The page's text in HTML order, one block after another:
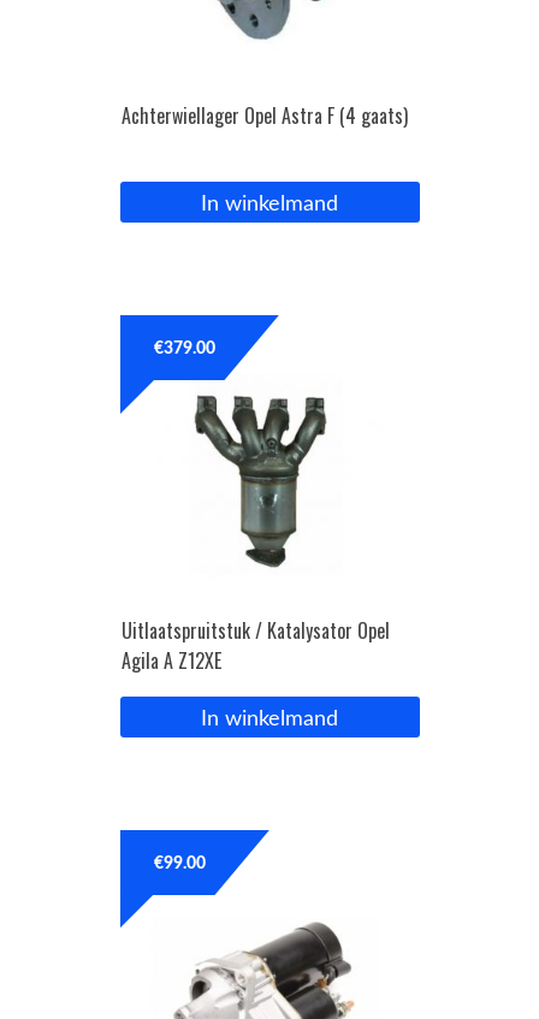
Achterwiellager Opel Astra F (4 gaats)
In winkelmand
Uitlaatspruitstuk / Katalysator Opel
Agila A Z12XE
€379.00
In winkelmand
€99.00